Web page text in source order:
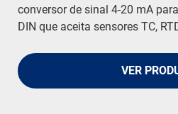
conversor de sinal 4-20 mA
DIN que aceita sensores TC,
VER